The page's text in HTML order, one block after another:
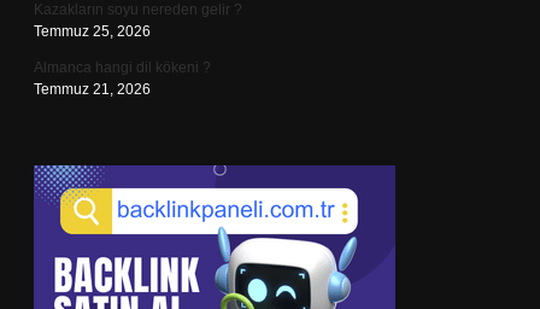
Kazakların soyu nereden gelir ?
Temmuz 25, 2026
Almanca hangi dil kökeni ?
Temmuz 21, 2026